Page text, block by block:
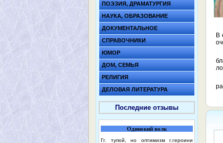
ПОЭЗИЯ, ДРАМАТУРГИЯ
НАУКА, ОБРАЗОВАНИЕ
ДОКУМЕНТАЛЬНОЕ
СПРАВОЧНИКИ
ЮМОР
ДОМ, СЕМЬЯ
РЕЛИГИЯ
ДЕЛОВАЯ ЛИТЕРАТУРА
Последние отзывы
Одинокий волк
Гг. тупой, но оптимизм г.героини
В